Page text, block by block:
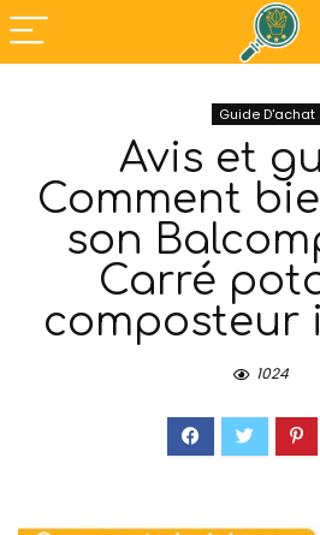
Guide D'achat
Avis et
Comment
son
Carré
composteur
1024